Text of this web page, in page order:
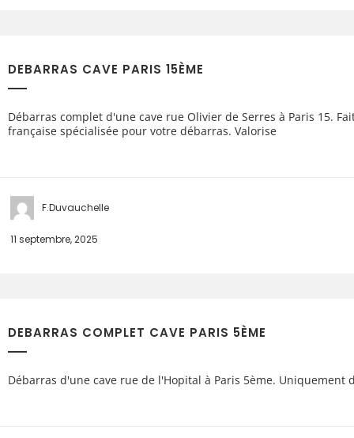
DEBARRAS CAVE PARIS 15ÈME
Débarras complet d'une cave rue Olivier de Serres à Paris 15.
française spécialisée pour votre débarras. Valorise
F.Duvauchelle
11 septembre, 2025
DEBARRAS COMPLET CAVE PARIS 5ÈME
Débarras d'une cave rue de l'Hopital à Paris 5ème. Uniquement